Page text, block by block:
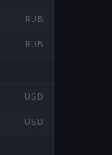
RUB
RUB
USD
USD